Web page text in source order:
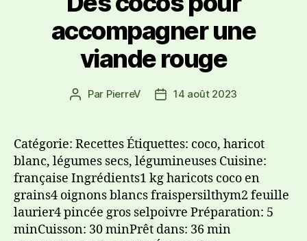
accompagner une
viande rouge
Par PierreV 14 août 2023
Catégorie: Recettes Étiquettes: coco, haricot
blanc, légumes secs, légumineuses Cuisine:
française Ingrédients1 kg haricots coco en
grains4 oignons blancs fraispersilthym2 feuille
laurier4 pincée gros selpoivre Préparation: 5
minCuisson: 30 minPrêt dans: 36 min